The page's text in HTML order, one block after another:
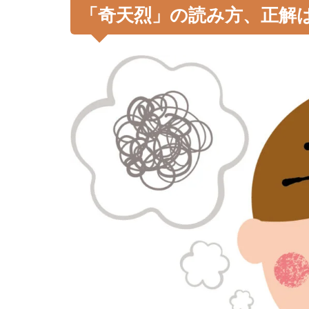
「奇天烈」の読み方、正解